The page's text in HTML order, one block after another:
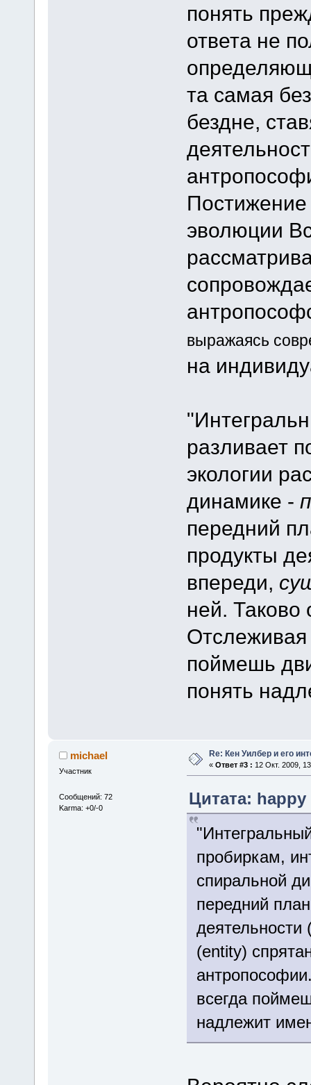
понять
ответа не
та самая
бездне,
Постижение
эволюции
выражаясь
на
разливает
экологии
динамике -
передний
продукты
впереди,
ней. Таково
Отслеживая
поймешь
понять
michael
Участник
Сообщений: 72
Karma: +0/-0
Re: Кен Уилбер и его
« Ответ #3 : 12 Окт. 2009,
Цитата: happy
пробиркам,
спиральной
передний
деятельности
(entity)
всегда
надлежит